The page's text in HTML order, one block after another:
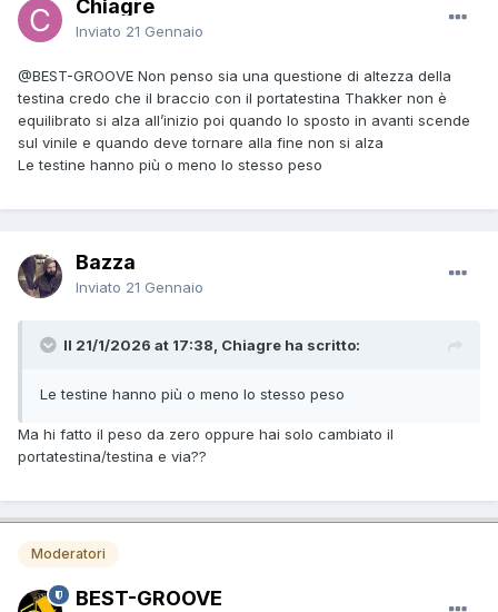
Chiagre
Inviato 21 Gennaio
@BEST-GROOVE Non penso sia una questione di altezza della
testina credo che il braccio con il portatestina Thakker non è
equilibrato si alza all’inizio poi quando lo sposto in avanti scende
sul vinile e quando deve tornare alla fine non si alza
Le testine hanno più o meno lo stesso peso
Bazza
Inviato 21 Gennaio
Il 21/1/2026 at 17:38, Chiagre ha scritto:
Le testine hanno più o meno lo stesso peso
Ma hi fatto il peso da zero oppure hai solo cambiato il
portatestina/testina e via??
Moderatori
BEST-GROOVE